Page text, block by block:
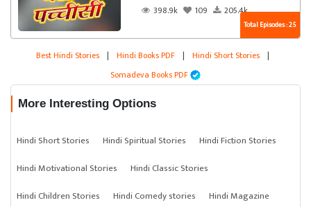
398.9k
109 205.4k
Total Episodes : 25
Best Hindi Stories | Hindi Books PDF | Hindi Short Stories |
Somadeva Books PDF
More Interesting Options
Hindi Short Stories Hindi Spiritual Stories
Hindi Fiction Stories
Hindi Motivational Stories
Hindi Classic Stories
Hindi Children Stories
Hindi Comedy stories Hindi Magazine